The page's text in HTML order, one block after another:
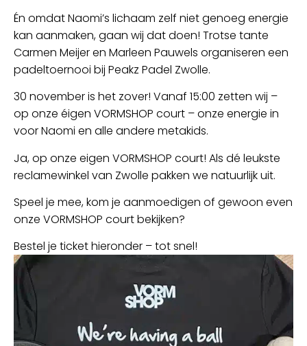
Én omdat Naomi’s lichaam zelf niet genoeg energie
kan aanmaken, gaan wij dat doen! Trotse tante
Carmen Meijer en Marleen Pauwels organiseren een
padeltoernooi bij Peakz Padel Zwolle.
30 november is het zover! Vanaf 15:00 zetten wij –
op onze éigen VORMSHOP court – onze energie in
voor Naomi en alle andere metakids.
Ja, op onze eigen VORMSHOP court! Als dé leukste
reclamewinkel van Zwolle pakken we natuurlijk uit.
Speel je mee, kom je aanmoedigen of gewoon even
onze VORMSHOP court bekijken?
Bestel je ticket hieronder – tot snel!